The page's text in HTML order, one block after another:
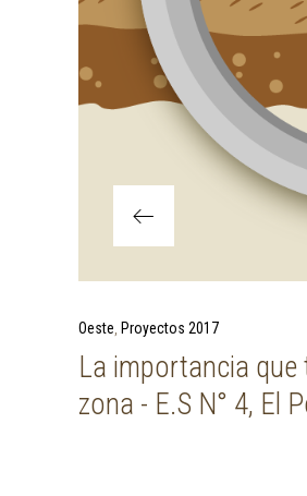
Previous Post
Oeste Proyectos 2017
La importancia
zona - E.S N° 4, El